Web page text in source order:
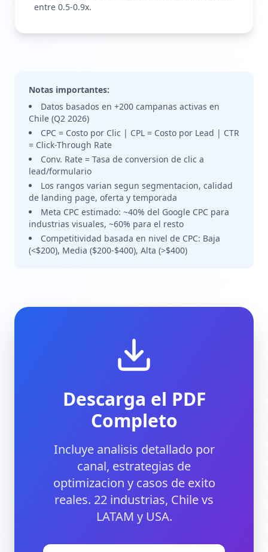
entre 0.5-0.9x.
Notas importantes:
Datos basados en +200 campanas activas en
Chile (Q2 2026)
CPC = Costo por Clic | CPL = Costo por Lead | CTR
= Click-Through Rate
Conv. Rate = Tasa de conversion de clic a
lead/formulario
Los rangos varian segun segmentacion, calidad
de landing page, oferta y temporada
Meta CPC estimado: ~40% del Google CPC para
industrias visuales, ~60% para el resto
Competitividad basada en nivel de CPC: Baja
(<$200), Media ($200-$400), Alta (>$400)
Descarga el PDF
Completo
Incluye analisis detallado por
canal, estrategias de
optimizacion y casos de exito
reales. 22 industrias, Chile vs
LATAM y USA.